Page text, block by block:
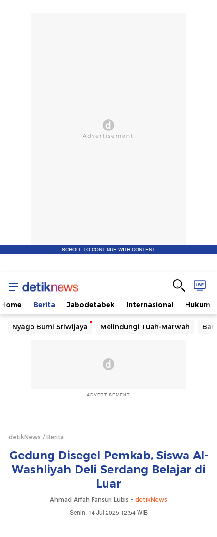
SCROLL TO CONTINUE WITH CONTENT
Home Berita Jabodetabek Internasional Hukum
Nyago Bumi Sriwijaya Melindungi Tuah-Marwah
ADVERTISEMENT
detikNews Berita
Gedung Disegel Pemkab, Siswa Al-
Washliyah Deli Serdang Belajar di
Luar
Ahmad Arfah Fansuri Lubis - detikNews
Senin, 14 Jul 2025 12:54 WIB